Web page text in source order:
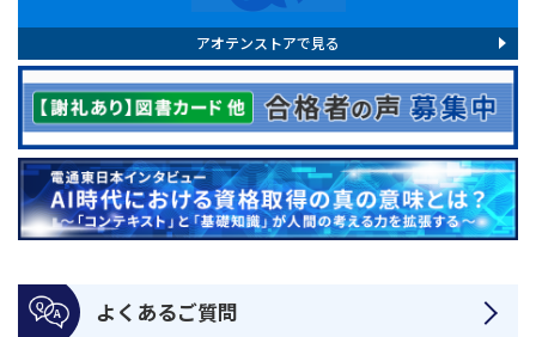
アオテンストアで見る
よくあるご質問